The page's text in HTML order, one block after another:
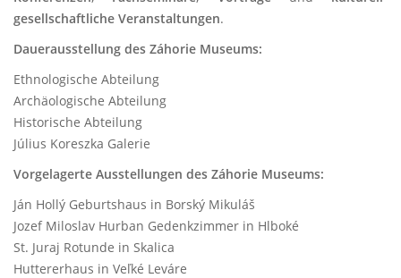
gesellschaftliche Veranstaltungen.
Dauerausstellung des Záhorie Museums:
Ethnologische Abteilung
Archäologische Abteilung
Historische Abteilung
Július Koreszka Galerie
Vorgelagerte Ausstellungen des Záhorie Museums:
Ján Hollý Geburtshaus in Borský Mikuláš
Jozef Miloslav Hurban Gedenkzimmer in Hlboké
St. Juraj Rotunde in Skalica
Huttererhaus in Veľké Leváre